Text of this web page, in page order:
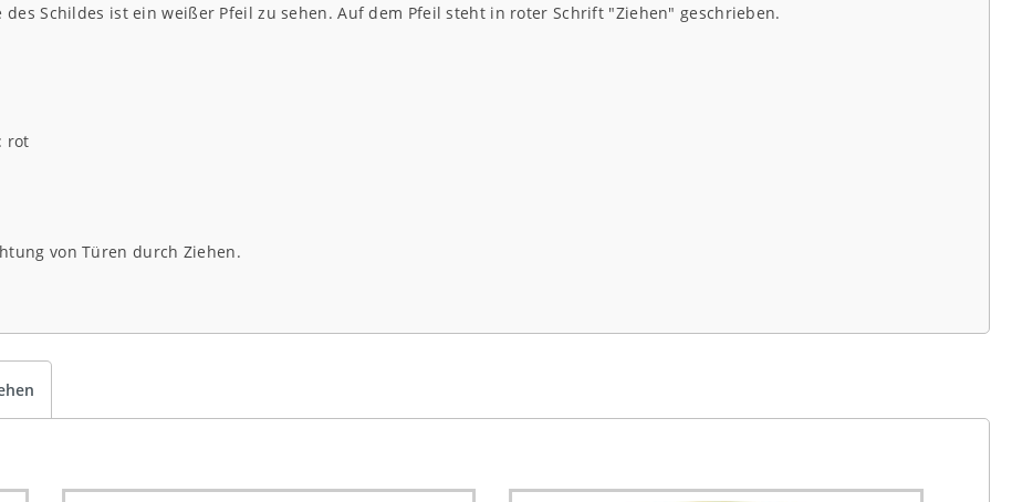
Schildes ist ein weißer Pfeil zu sehen. Auf dem Pfeil steht in roter Schrift "Ziehen" geschrieben.
rot
von Türen durch Ziehen.